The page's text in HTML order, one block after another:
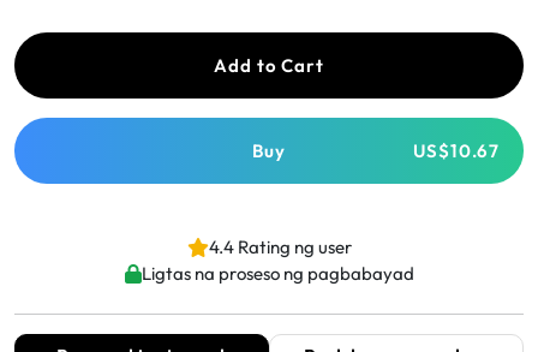
Add to Cart
Buy US$10.67
4.4 Rating ng user
Ligtas na proseso ng pagbabayad